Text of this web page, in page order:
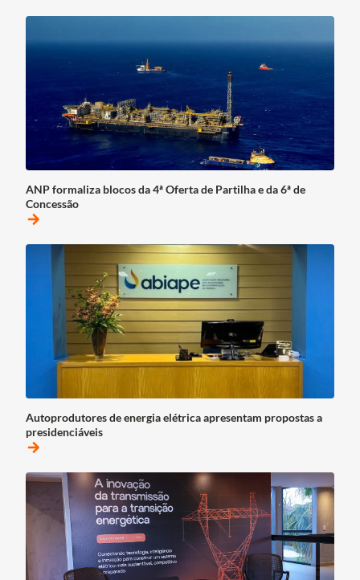
ANP formaliza blocos da 4ª Oferta de Partilha e da 6ª de
Concessão
arrow_forward
Autoprodutores de energia elétrica apresentam propostas a
presidenciáveis
arrow_forward